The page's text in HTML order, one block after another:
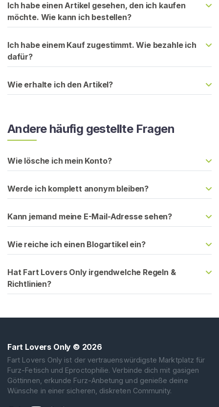
Ich habe einen Artikel gesehen, den ich kaufen
möchte. Wie kann ich bestellen?
Ich habe einem Kauf zugestimmt. Wie bezahle ich
dafür?
Wie erhalte ich den Artikel?
Andere häufig gestellte Fragen
Wie lösche ich mein Konto?
Werde ich komplett anonym bleiben?
Kann jemand meine E-Mail-Adresse sehen?
Wie reiche ich einen Blogartikel ein?
Hat Fart Lovers Only irgendwelche Regeln &
Richtlinien?
Fart Lovers Only © 2026
Fart Lovers Only ist der vertrauenswürdigste Marktplatz für
Furz-Fetisch und Eproctophilie. Verbinde dich mit gasigen
Göttinnen, erkunde Furz-Anbetung und genieße deine
Wünsche in einer sicheren, diskreten Community.
e
i
t
e
S
u
c
n
S
e
a
c
V
r
k
ä
u
f
r
u
r
z